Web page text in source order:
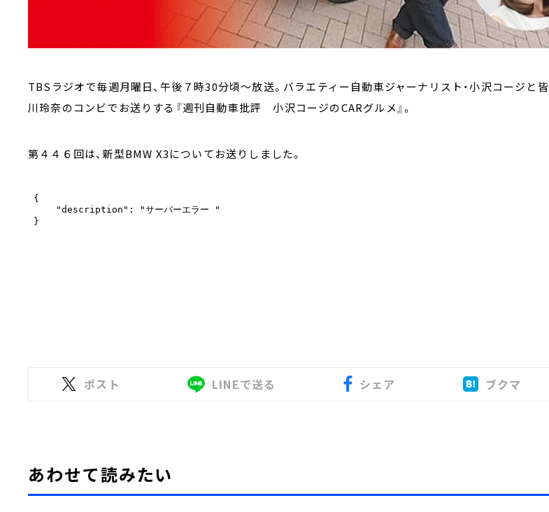
TBSラジオで毎週月曜日、午後７時30分頃～放送。バラエティー自動車ジャーナリスト・小沢コージと皆
川玲奈のコンビでお送りする『週刊自動車批評 小沢コージのCARグルメ』。
第４４６回は、新型BMW X3についてお送りしました。
ポスト LINEで送る シェア ブクマ
あわせて読みたい